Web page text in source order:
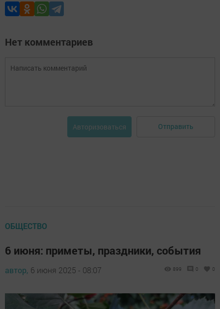
Нет комментариев
Авторизоваться Отправить
ОБЩЕСТВО
6 июня: приметы, праздники, события
автор, 6 июня 2025 - 08:07 899 0 0